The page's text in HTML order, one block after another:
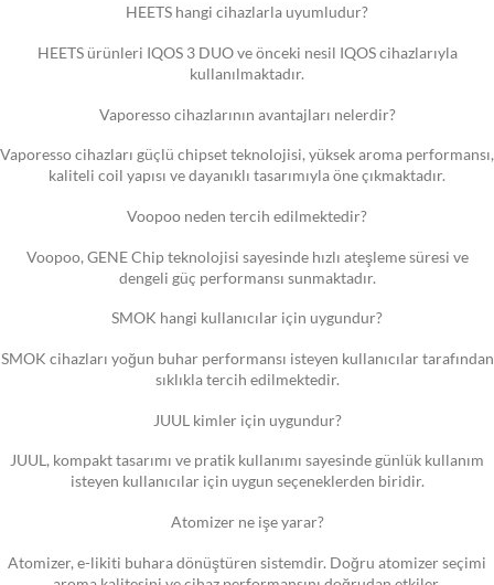
HEETS hangi cihazlarla uyumludur?
HEETS ürünleri IQOS 3 DUO ve önceki nesil IQOS cihazlarıyla
kullanılmaktadır.
Vaporesso cihazlarının avantajları nelerdir?
Vaporesso cihazları güçlü chipset teknolojisi, yüksek aroma performansı,
kaliteli coil yapısı ve dayanıklı tasarımıyla öne çıkmaktadır.
Voopoo neden tercih edilmektedir?
Voopoo, GENE Chip teknolojisi sayesinde hızlı ateşleme süresi ve
dengeli güç performansı sunmaktadır.
SMOK hangi kullanıcılar için uygundur?
SMOK cihazları yoğun buhar performansı isteyen kullanıcılar tarafından
sıklıkla tercih edilmektedir.
JUUL kimler için uygundur?
JUUL, kompakt tasarımı ve pratik kullanımı sayesinde günlük kullanım
isteyen kullanıcılar için uygun seçeneklerden biridir.
Atomizer ne işe yarar?
Atomizer, e-likiti buhara dönüştüren sistemdir. Doğru atomizer seçimi